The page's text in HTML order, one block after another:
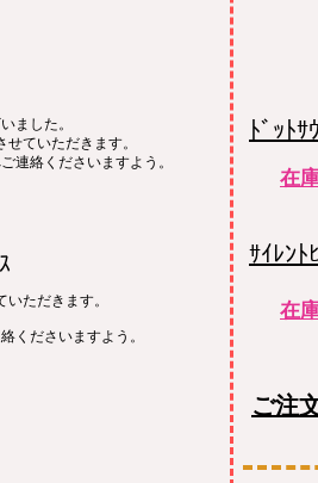
ました。
せていただきます。
連絡くださいますよう​。
いただきます。
くださいますよう。​
ﾄﾞｯﾄｻ
在
ｻｲﾚﾝﾄ
在
ご注